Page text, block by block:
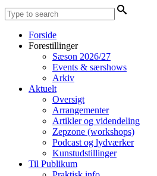
Forside
Forestillinger
Sæson 2026/27
Events & særshows
Arkiv
Aktuelt
Oversigt
Arrangementer
Artikler og videndeling
Zepzone (workshops)
Podcast og lydværker
Kunstudstillinger
Til Publikum